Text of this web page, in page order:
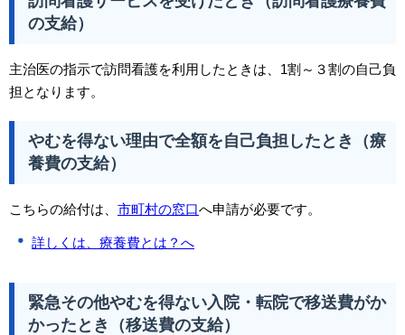
の支給）
主治医の指示で訪問看護を利用したときは、1割～３割の自己負
担となります。
やむを得ない理由で全額を自己負担したとき（療
養費の支給）
こちらの給付は、 市町村の窓口へ申請が必要です。
詳しくは、療養費とは？へ
緊急その他やむを得ない入院・転院で移送費がか
かったとき（移送費の支給）